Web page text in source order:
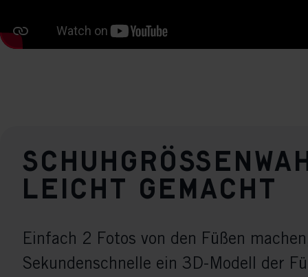
leicht gemacht
Einfach 2 Fotos von den Füßen
Sekundenschnelle ein 3D-Modell der